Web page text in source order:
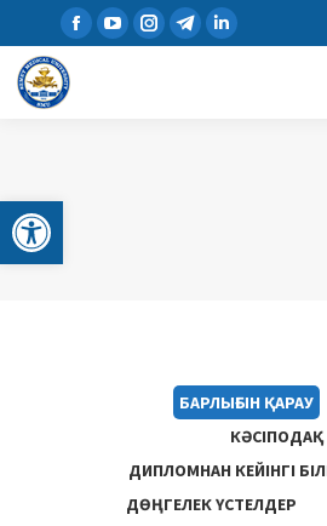
Open toolbar
БАРЛЫҒЫН ҚАРАУ
ДИПЛОМНАН КЕЙІНГІ
ДӨҢГЕЛЕК ҮСТЕЛДЕР